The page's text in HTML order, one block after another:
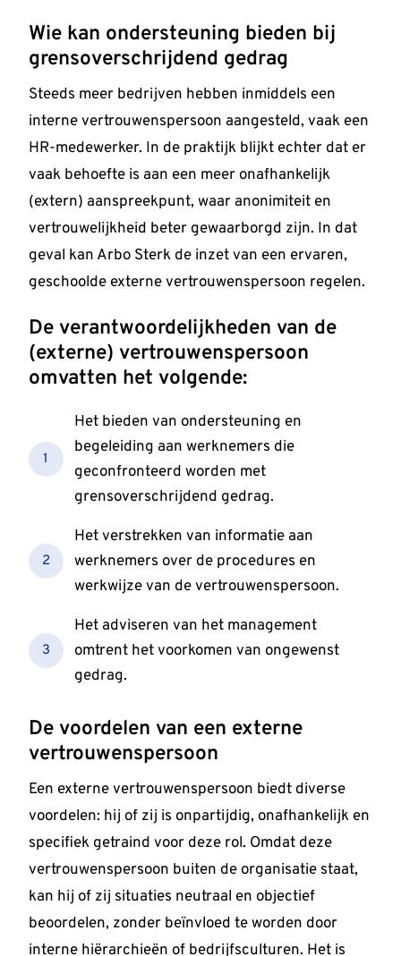
Wie kan ondersteuning bieden bij
grensoverschrijdend gedrag
Steeds meer bedrijven hebben inmiddels een
interne vertrouwenspersoon aangesteld, vaak een
HR-medewerker. In de praktijk blijkt echter dat er
vaak behoefte is aan een meer onafhankelijk
(extern) aanspreekpunt, waar anonimiteit en
vertrouwelijkheid beter gewaarborgd zijn. In dat
geval kan Arbo Sterk de inzet van een ervaren,
geschoolde externe vertrouwenspersoon regelen.
De verantwoordelijkheden van de
(externe) vertrouwenspersoon
omvatten het volgende:
1
Het bieden van ondersteuning en
begeleiding aan werknemers die
geconfronteerd worden met
grensoverschrijdend gedrag.
2
Het verstrekken van informatie aan
werknemers over de procedures en
werkwijze van de vertrouwenspersoon.
3
Het adviseren van het management
omtrent het voorkomen van ongewenst
gedrag.
De voordelen van een externe
vertrouwenspersoon
Een externe vertrouwenspersoon biedt diverse
voordelen: hij of zij is onpartijdig, onafhankelijk en
specifiek getraind voor deze rol. Omdat deze
vertrouwenspersoon buiten de organisatie staat,
kan hij of zij situaties neutraal en objectief
beoordelen, zonder beïnvloed te worden door
interne hiërarchieën of bedrijfsculturen. Het is